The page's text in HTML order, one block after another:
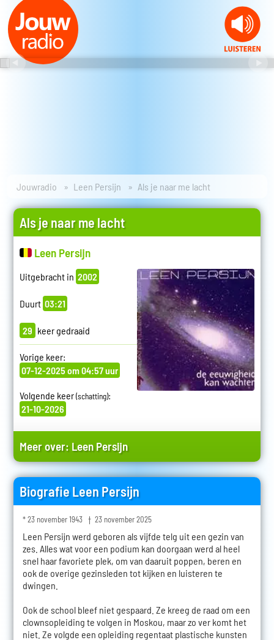
Jouwradio Leen Persijn Als je naar me lacht
Als je naar me lacht
Leen Persijn
Uitgebracht in 2002
Duurt 03:21
29 keer gedraaid
Vorige keer:
07-12-2025 om 04:57 uur
Volgende keer(schatting):
21-10-2026
Meer over: Leen Persijn
Biografie Leen Persijn
* 23 november 1943 † 23 november 2025
Leen Persijn werd geboren als vijfde telg uit een gezin van
zes. Alles wat voor een podium kan doorgaan werd al heel
snel haar favoriete plek, om van daaruit poppen, beren en
ook de overige gezinsleden tot kijken en luisteren te
dwingen.
Ook de school bleef niet gespaard. Ze kreeg de raad om een
clownsopleiding te volgen in Moskou, maar zo ver komt het
niet. Ze volgde een opleiding regentaat plastische kunsten